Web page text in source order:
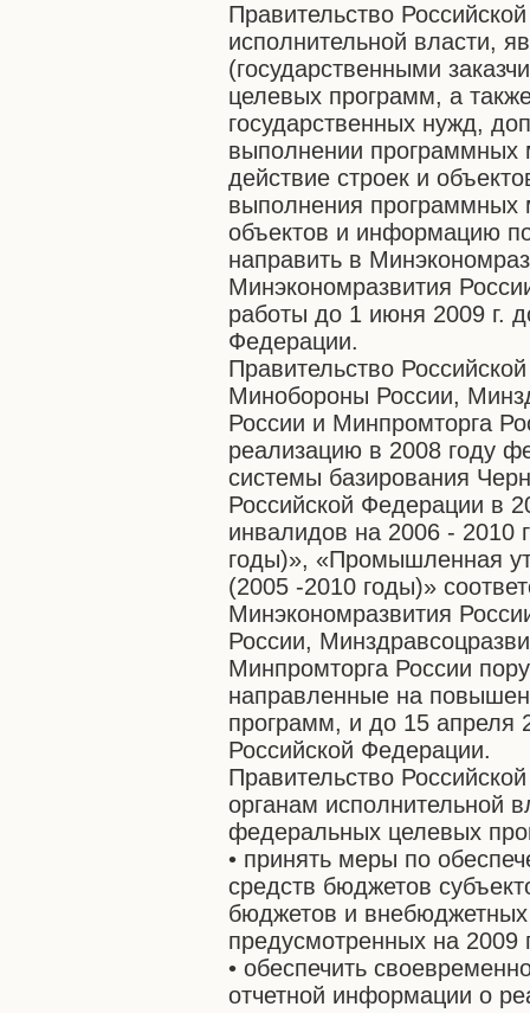
Правительство
исполнительной власти,
(государственными
целевых программ, а
государственных нужд,
выполнении программных
действие строек и
выполнения программных
объектов и информацию
направить в
Минэкономразвития
работы до 1 июня 2009 г.
Федерации.
Правительство
Минобороны России,
России и Минпромторга
реализацию в 2008 году
системы базирования
Российской Федерации в
инвалидов на 2006 - 2010
годы)», «Промышленная
(2005 -2010 годы)»
Минэкономразвития
России,
Минпромторга России
направленные на
программ, и до 15 апреля
Российской Федерации.
Правительство
органам исполнительной
федеральных целевых
• принять меры по
средств бюджетов
бюджетов и
предусмотренных на 2009
• обеспечить
отчетной информации о